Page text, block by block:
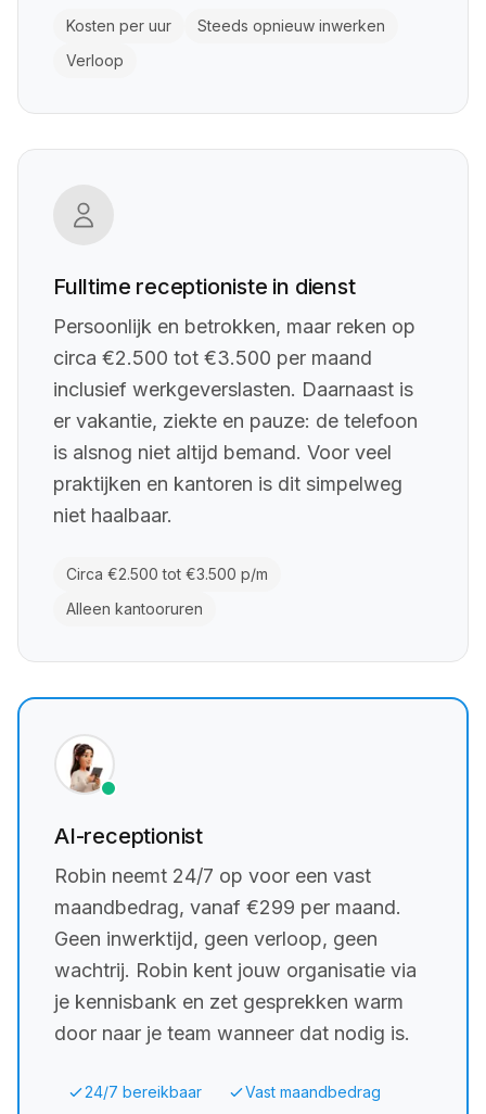
Kosten per uur
Steeds opnieuw inwerken
Verloop
Fulltime receptioniste in dienst
Persoonlijk en betrokken, maar reken op
circa €2.500 tot €3.500 per maand
inclusief werkgeverslasten. Daarnaast is
er vakantie, ziekte en pauze: de telefoon
is alsnog niet altijd bemand. Voor veel
praktijken en kantoren is dit simpelweg
niet haalbaar.
Circa €2.500 tot €3.500 p/m
Alleen kantooruren
AI-receptionist
Robin neemt 24/7 op voor een vast
maandbedrag, vanaf €299 per maand.
Geen inwerktijd, geen verloop, geen
wachtrij. Robin kent jouw organisatie via
je kennisbank en zet gesprekken warm
door naar je team wanneer dat nodig is.
24/7 bereikbaar Vast maandbedrag